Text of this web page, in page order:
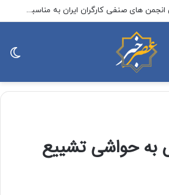
پیام رییس کانون عالی انجمن های صنفی کارگران ایران به مناسبت روز خبرنگار
حواشی تشییع